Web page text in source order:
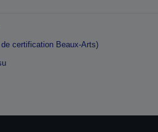
certification Beaux-Arts)